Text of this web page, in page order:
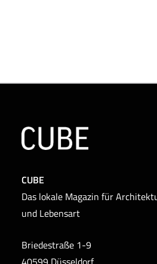
CUBE
Das lokale Magazin für
und Lebensart
Briedestraße 1-9